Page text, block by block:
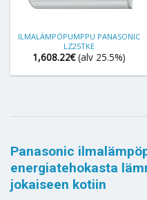
ILMALÄMPÖPUMPPU PANASONIC
LZ25TKE
1,608.22€ (alv 25.5%)
Panasonic
energiatehokasta
jokaiseen kotiin